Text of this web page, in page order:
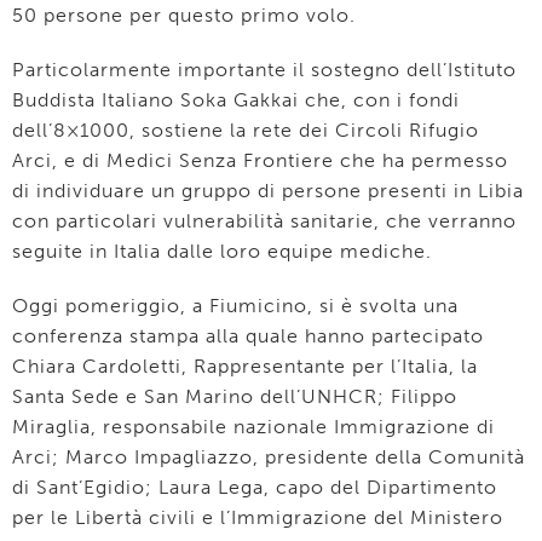
50 persone per questo primo volo.
Particolarmente importante il sostegno dell’Istituto
Buddista Italiano Soka Gakkai che, con i fondi
dell’8×1000, sostiene la rete dei Circoli Rifugio
Arci, e di Medici Senza Frontiere che ha permesso
di individuare un gruppo di persone presenti in Libia
con particolari vulnerabilità sanitarie, che verranno
seguite in Italia dalle loro equipe mediche.
Oggi pomeriggio, a Fiumicino, si è svolta una
conferenza stampa alla quale hanno partecipato
Chiara Cardoletti, Rappresentante per l’Italia, la
Santa Sede e San Marino dell’UNHCR; Filippo
Miraglia, responsabile nazionale Immigrazione di
Arci; Marco Impagliazzo, presidente della Comunità
di Sant’Egidio; Laura Lega, capo del Dipartimento
per le Libertà civili e l’Immigrazione del Ministero